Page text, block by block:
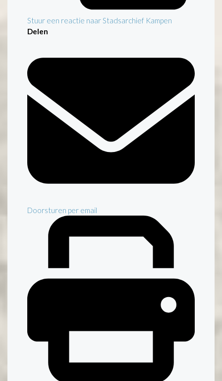
Stuur een reactie naar Stadsarchief Kampen
Delen
Doorsturen per email